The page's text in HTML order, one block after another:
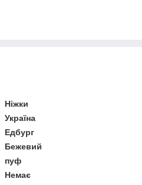
Ніжки
Україна
Едбург
Бежевий
пуф
Немає